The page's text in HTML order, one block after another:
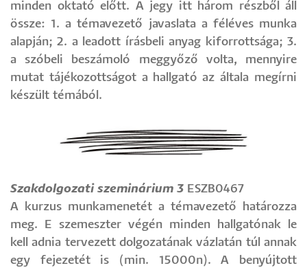
minden oktató előtt. A jegy itt három részből áll
össze: 1. a témavezető javaslata a féléves munka
alapján; 2. a leadott írásbeli anyag kiforrottsága; 3.
a szóbeli beszámoló meggyőző volta, mennyire
mutat tájékozottságot a hallgató az általa megírni
készült témából.
​​​​Szakdolgozati szeminárium 3 ESZB0467
A kurzus munkamenetét a témavezető határozza
meg. E szemeszter végén minden hallgatónak le
kell adnia tervezett dolgozatának vázlatán túl annak
egy fejezetét is (min. 15000n). A benyújtott